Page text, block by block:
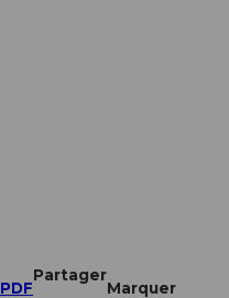
PDF
Partager
Marquer